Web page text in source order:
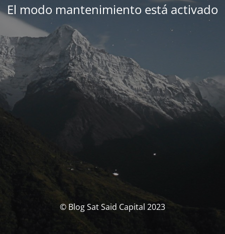
El modo mantenimiento está activado
© Blog Sat Said Capital 2023